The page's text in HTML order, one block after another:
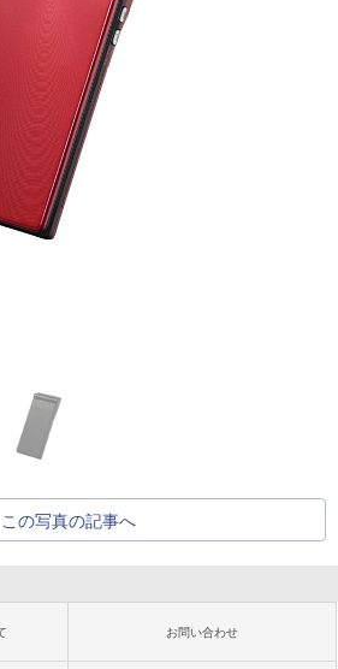
この写真の記事へ
お問い合わせ